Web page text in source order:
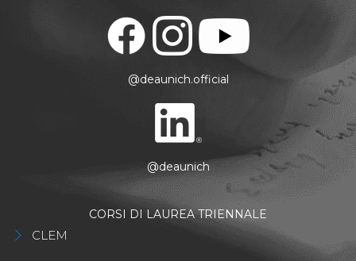
@deaunich.official
@deaunich
CORSI DI LAUREA TRIENNALE
CLEM